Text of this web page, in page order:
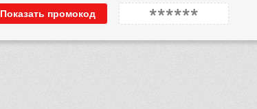
Показать промокод ******